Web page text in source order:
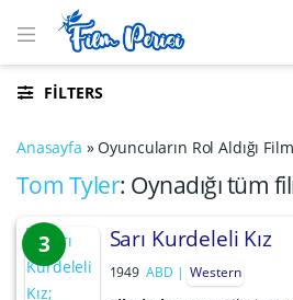
FILTERS
Anasayfa »Oyuncuların Rol Aldığı
Tom Tyler: Oynadığı tüm
3 Sarı Kurdeleli Kız
1949 ABD Western